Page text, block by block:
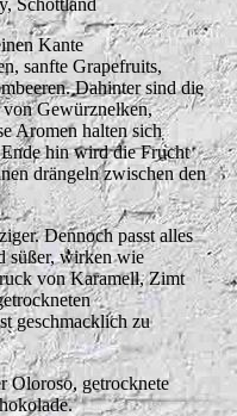
Kante
sanfte Grapefruits,
Dahinter sind die
von Gewürznelken,
Aromen halten sich
hin wird die Frucht
drängeln zwischen den
Dennoch passt alles
süßer, wirken wie
von Karamell, Zimt
geschmacklich zu
Oloroso, getrocknete